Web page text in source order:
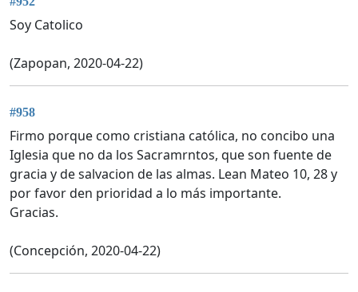
Soy Catolico
(Zapopan, 2020-04-22)
#958
Firmo porque como cristiana católica, no concibo una
Iglesia que no da los Sacramrntos, que son fuente de
gracia y de salvacion de las almas. Lean Mateo 10, 28 y
por favor den prioridad a lo más importante.
Gracias.
(Concepción, 2020-04-22)